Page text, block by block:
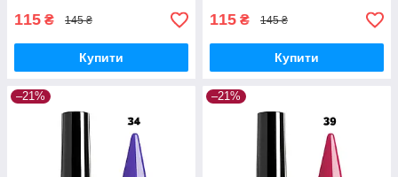
115 ₴ 145 ₴
Купити
115 ₴ 145 ₴
Купити
–21% –21%